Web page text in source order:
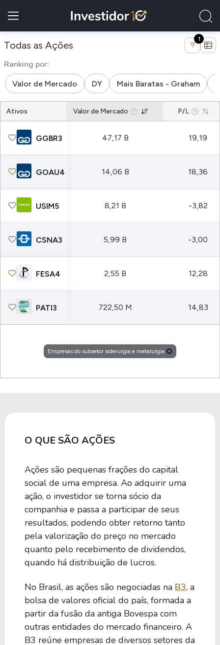
Todas as Ações de empresas do subsetor 1
Ranking por:
Valor de Mercado DY Mais Baratas - Graham
Ativos Valor de Mercado P/L
GGBR3 47,17 B 19,19
GOAU4 14,06 B 18,36
USIM5 8,21 B -3,82
CSNA3 5,99 B -3,00
FESA4 2,55 B 12,28
PATI3 722,50 M 14,83
Empresas do subsetor siderurgia e metalurgia
O QUE SÃO AÇÕES
Ações são pequenas frações do capital
social de uma empresa. Ao adquirir uma
ação, o investidor se torna sócio da
companhia e passa a participar de seus
resultados, podendo obter retorno tanto
pela valorização do preço no mercado
quanto pelo recebimento de dividendos,
quando há distribuição de lucros.
No Brasil, as ações são negociadas na B3, a
bolsa de valores oficial do país, formada a
partir da fusão da antiga Bovespa com
outras entidades do mercado financeiro. A
B3 reúne empresas de diversos setores da